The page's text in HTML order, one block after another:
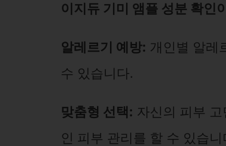
이지듀 기미 앰플 성분 확인
알레르기 예방: 개인별 알레
수 있습니다.
맞춤형 선택: 자신의 피부
인 피부 관리를 할 수 있습니